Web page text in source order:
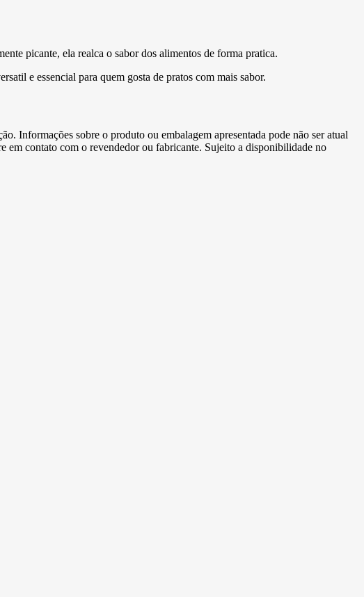
picante, ela realca o sabor dos alimentos de forma pratica.
e essencial para quem gosta de pratos com mais sabor.
Informações sobre o produto ou embalagem apresentada pode não ser atual
em contato com o revendedor ou fabricante. Sujeito a disponibilidade no